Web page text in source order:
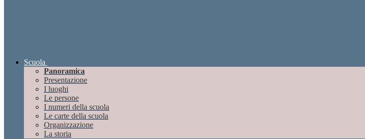
Scuola
Panoramica
Presentazione
I luoghi
Le persone
I numeri della scuola
Le carte della scuola
Organizzazione
La storia